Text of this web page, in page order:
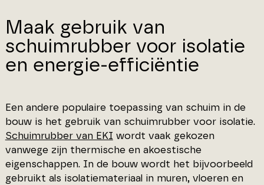
Maak gebruik van
schuimrubber voor isolatie
en energie-efficiëntie
Een andere populaire toepassing van schuim in de
bouw is het gebruik van schuimrubber voor isolatie.
Schuimrubber van EKI wordt vaak gekozen
vanwege zijn thermische en akoestische
eigenschappen. In de bouw wordt het bijvoorbeeld
gebruikt als isolatiemateriaal in muren, vloeren en